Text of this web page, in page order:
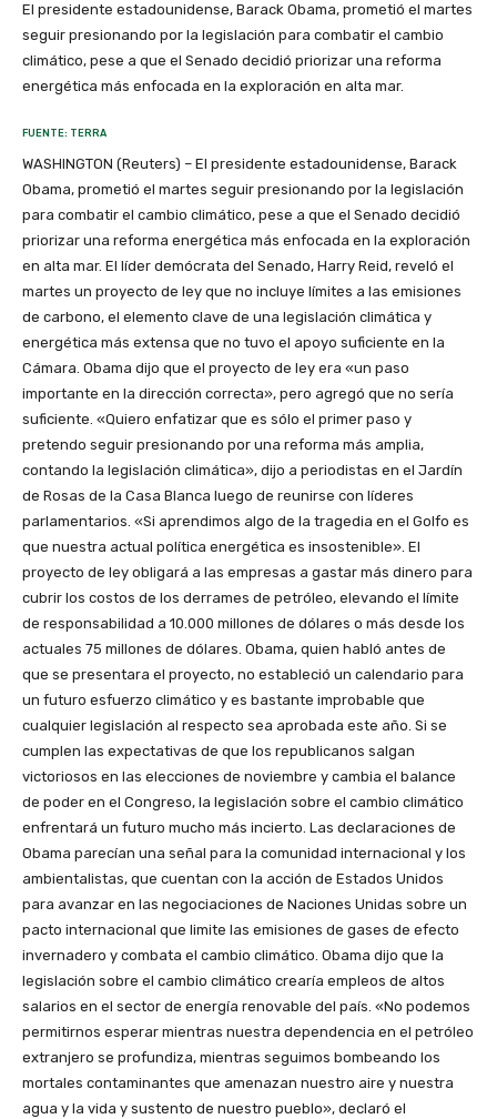
El presidente estadounidense, Barack Obama, prometió el martes
seguir presionando por la legislación para combatir el cambio
climático, pese a que el Senado decidió priorizar una reforma
energética más enfocada en la exploración en alta mar.
FUENTE: TERRA
WASHINGTON (Reuters) – El presidente estadounidense, Barack
Obama, prometió el martes seguir presionando por la legislación
para combatir el cambio climático, pese a que el Senado decidió
priorizar una reforma energética más enfocada en la exploración
en alta mar. El líder demócrata del Senado, Harry Reid, reveló el
martes un proyecto de ley que no incluye límites a las emisiones
de carbono, el elemento clave de una legislación climática y
energética más extensa que no tuvo el apoyo suficiente en la
Cámara. Obama dijo que el proyecto de ley era «un paso
importante en la dirección correcta», pero agregó que no sería
suficiente. «Quiero enfatizar que es sólo el primer paso y
pretendo seguir presionando por una reforma más amplia,
contando la legislación climática», dijo a periodistas en el Jardín
de Rosas de la Casa Blanca luego de reunirse con líderes
parlamentarios. «Si aprendimos algo de la tragedia en el Golfo es
que nuestra actual política energética es insostenible». El
proyecto de ley obligará a las empresas a gastar más dinero para
cubrir los costos de los derrames de petróleo, elevando el límite
de responsabilidad a 10.000 millones de dólares o más desde los
actuales 75 millones de dólares. Obama, quien habló antes de
que se presentara el proyecto, no estableció un calendario para
un futuro esfuerzo climático y es bastante improbable que
cualquier legislación al respecto sea aprobada este año. Si se
cumplen las expectativas de que los republicanos salgan
victoriosos en las elecciones de noviembre y cambia el balance
de poder en el Congreso, la legislación sobre el cambio climático
enfrentará un futuro mucho más incierto. Las declaraciones de
Obama parecían una señal para la comunidad internacional y los
ambientalistas, que cuentan con la acción de Estados Unidos
para avanzar en las negociaciones de Naciones Unidas sobre un
pacto internacional que limite las emisiones de gases de efecto
invernadero y combata el cambio climático. Obama dijo que la
legislación sobre el cambio climático crearía empleos de altos
salarios en el sector de energía renovable del país. «No podemos
permitirnos esperar mientras nuestra dependencia en el petróleo
extranjero se profundiza, mientras seguimos bombeando los
mortales contaminantes que amenazan nuestro aire y nuestra
agua y la vida y sustento de nuestro pueblo», declaró el